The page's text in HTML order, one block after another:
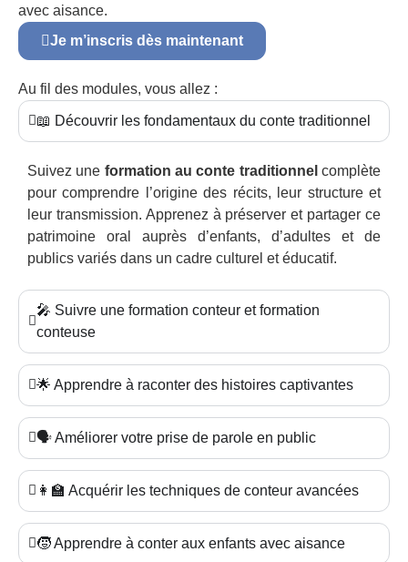
avec aisance.
Je m’inscris dès maintenant
Au fil des modules, vous allez :
📖 Découvrir les fondamentaux du conte traditionnel
Suivez une formation au conte traditionnel complète
pour comprendre l’origine des récits, leur structure et
leur transmission. Apprenez à préserver et partager ce
patrimoine oral auprès d’enfants, d’adultes et de
publics variés dans un cadre culturel et éducatif.
🎤 Suivre une formation conteur et formation
conteuse
🌟 Apprendre à raconter des histoires captivantes
🗣️ Améliorer votre prise de parole en public
👩‍🏫 Acquérir les techniques de conteur avancées
🧒 Apprendre à conter aux enfants avec aisance